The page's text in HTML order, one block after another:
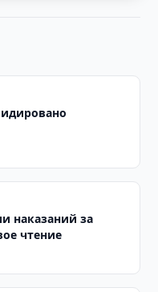
наказаний за
чтение